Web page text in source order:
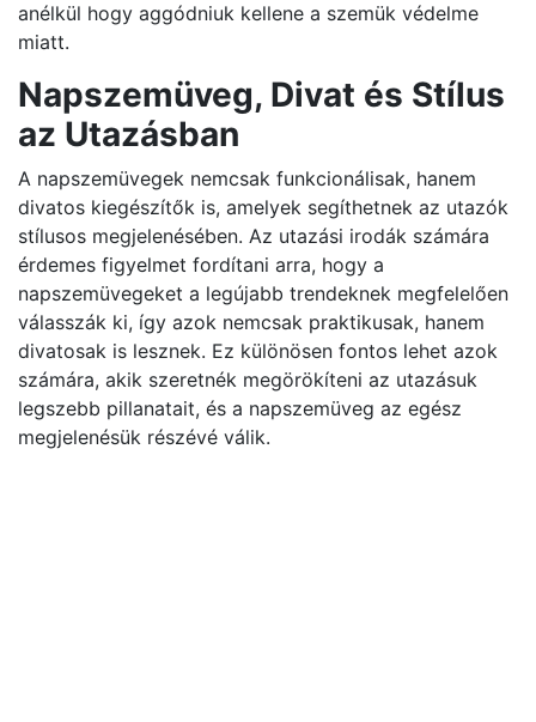
anélkül hogy aggódniuk kellene a szemük védelme
miatt.
Napszemüveg, Divat és Stílus
az Utazásban
A napszemüvegek nemcsak funkcionálisak, hanem
divatos kiegészítők is, amelyek segíthetnek az utazók
stílusos megjelenésében. Az utazási irodák számára
érdemes figyelmet fordítani arra, hogy a
napszemüvegeket a legújabb trendeknek megfelelően
válasszák ki, így azok nemcsak praktikusak, hanem
divatosak is lesznek. Ez különösen fontos lehet azok
számára, akik szeretnék megörökíteni az utazásuk
legszebb pillanatait, és a napszemüveg az egész
megjelenésük részévé válik.